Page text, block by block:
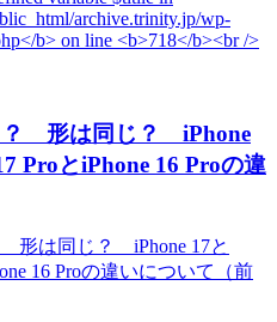
？ 形は同じ？ iPhone
ProとiPhone 16 Proの違